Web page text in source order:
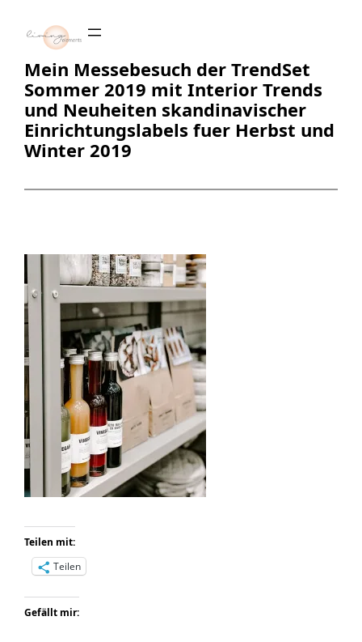
Inhalt
springen
Mein Messebesuch der TrendSet
Sommer 2019 mit Interior Trends
und Neuheiten skandinavischer
Einrichtungslabels fuer Herbst und
Winter 2019
Teilen mit:
Teilen
Gefällt mir: